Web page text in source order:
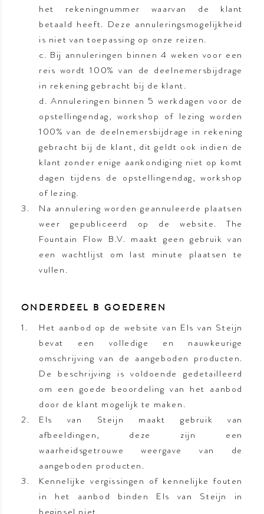
het rekeningnummer waarvan de klant
betaald heeft. Deze annuleringsmogelijkheid
is niet van toepassing op onze reizen.
c. Bij annuleringen binnen 4 weken voor een
reis wordt 100% van de deelnemersbijdrage
in rekening gebracht bij de klant.
d. Annuleringen binnen 5 werkdagen voor de
opstellingendag, workshop of lezing worden
100% van de deelnemersbijdrage in rekening
gebracht bij de klant, dit geldt ook indien de
klant zonder enige aankondiging niet op komt
dagen tijdens de opstellingendag, workshop
of lezing.
Na annulering worden geannuleerde plaatsen
weer gepubliceerd op de website. The
Fountain Flow B.V. maakt geen gebruik van
een wachtlijst om last minute plaatsen te
vullen.
ONDERDEEL B GOEDEREN
Het aanbod op de website van Els van Steijn
bevat een volledige en nauwkeurige
omschrijving van de aangeboden producten.
De beschrijving is voldoende gedetailleerd
om een goede beoordeling van het aanbod
door de klant mogelijk te maken.
Els van Steijn maakt gebruik van
afbeeldingen, deze zijn een
waarheidsgetrouwe weergave van de
aangeboden producten.
Kennelijke vergissingen of kennelijke fouten
in het aanbod binden Els van Steijn in